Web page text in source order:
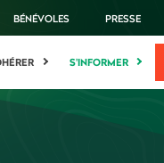
BÉNÉVOLES PRESSE
S'INFORMER